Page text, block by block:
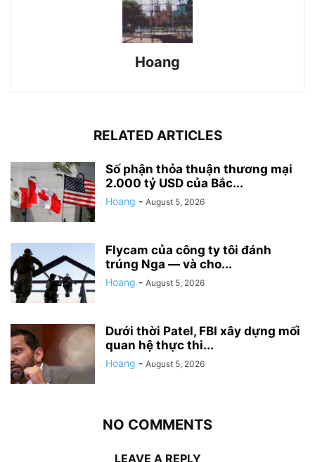
Hoang
RELATED ARTICLES
Số phận thỏa thuận thương mại
2.000 tỷ USD của Bắc...
Hoang - August 5, 2026
Flycam của công ty tôi đánh
trúng Nga — và cho...
Hoang - August 5, 2026
Dưới thời Patel, FBI xây dựng mối
quan hệ thực thi...
Hoang - August 5, 2026
NO COMMENTS
LEAVE A REPLY